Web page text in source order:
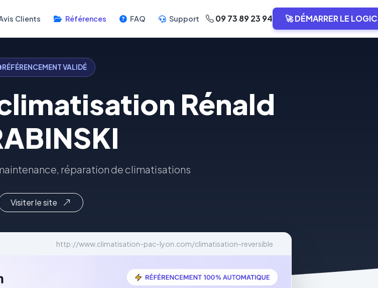
Clients Références FAQ Support 09 73 89 23 94 🚀 DÉMARRER LE
RÉFÉRENCEMENT VALIDÉ
Rénald
réparation de climatisations
Visiter le site
http://www.climatisation-pac-lyon.com/climatisation-reversible